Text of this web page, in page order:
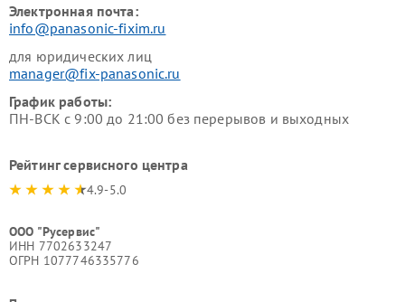
Электронная почта:
info@panasonic-fixim.ru
для юридических лиц
manager@fix-panasonic.ru
График работы:
ПН-ВСК с 9:00 до 21:00 без перерывов и выходных
Рейтинг сервисного центра
4.9-5.0
ООО "Русервис"
ИНН 7702633247
ОГРН 1077746335776